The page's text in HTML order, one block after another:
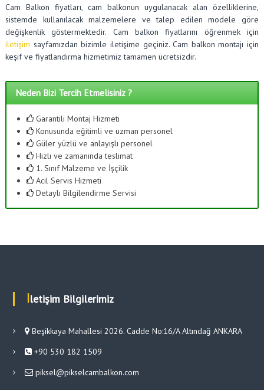
Cam Balkon fiyatları, cam balkonun uygulanacak alan özelliklerine,
sistemde kullanılacak malzemelere ve talep edilen modele göre
değişkenlik göstermektedir. Cam balkon fiyatlarını öğrenmek için
iletişim sayfamızdan bizimle iletişime geçiniz. Cam balkon montajı için
keşif ve fiyatlandırma hizmetimiz tamamen ücretsizdir.
Neden Bizi Tercih Etmelisiniz ?
Garantili Montaj Hizmeti
Konusunda eğitimli ve uzman personel
Güler yüzlü ve anlayışlı personel
Hızlı ve zamanında teslimat
1. Sınıf Malzeme ve İşçilik
Acil Servis Hizmeti
Detaylı Bilgilendirme Servisi
İletişim Bilgilerimiz
Beşikkaya Mahallesi 2026. Cadde No:16/A Altındağ ANKARA
+90 530 182 1509
piksel@pikselcambalkon.com